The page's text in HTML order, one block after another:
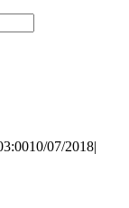
10/07/2018|